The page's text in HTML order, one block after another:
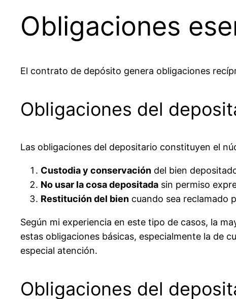
Obligaciones
El contrato de depósito genera obligaciones
Obligaciones del
Las obligaciones del depositario constituyen el
Custodia y conservación del bien
No usar la cosa depositada sin permiso
Restitución del bien cuando sea reclamado
Según mi experiencia en este tipo de casos, la
estas obligaciones básicas, especialmente la de
especial atención.
Obligaciones del